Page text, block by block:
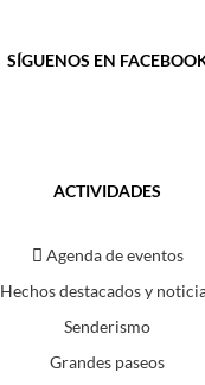
SÍGUENOS EN
ACTIVIDADES
Agenda de eventos
Hechos destacados y
Senderismo
Grandes paseos